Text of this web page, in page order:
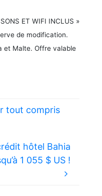
ET WIFI INCLUS »
de modification.
et Malte. Offre valable
tout compris
hôtel Bahia
1 055 $ US !